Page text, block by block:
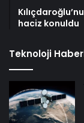
haciz konuldu
Teknoloji